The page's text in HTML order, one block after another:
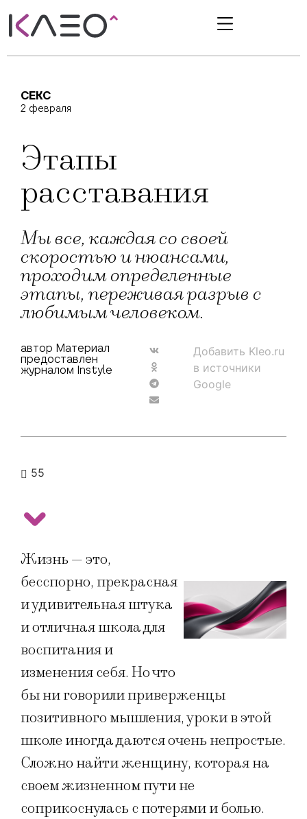
СЕКС
2 февраля
Этапы
расставания
Мы все, каждая со своей
скоростью и нюансами,
проходим определенные
этапы, переживая разрыв с
любимым человеком.
автор Материал
предоставлен
журналом Instyle
Добавить Kleo.ru
в источники
Google
55
Жизнь — это,
бесспорно, прекрасная
и удивительная штука
и отличная школа для
воспитания и
изменения себя. Но что
бы ни говорили приверженцы
позитивного мышления, уроки в этой
школе иногда даются очень непростые.
Сложно найти женщину, которая на
своем жизненном пути не
соприкоснулась с потерями и болью.